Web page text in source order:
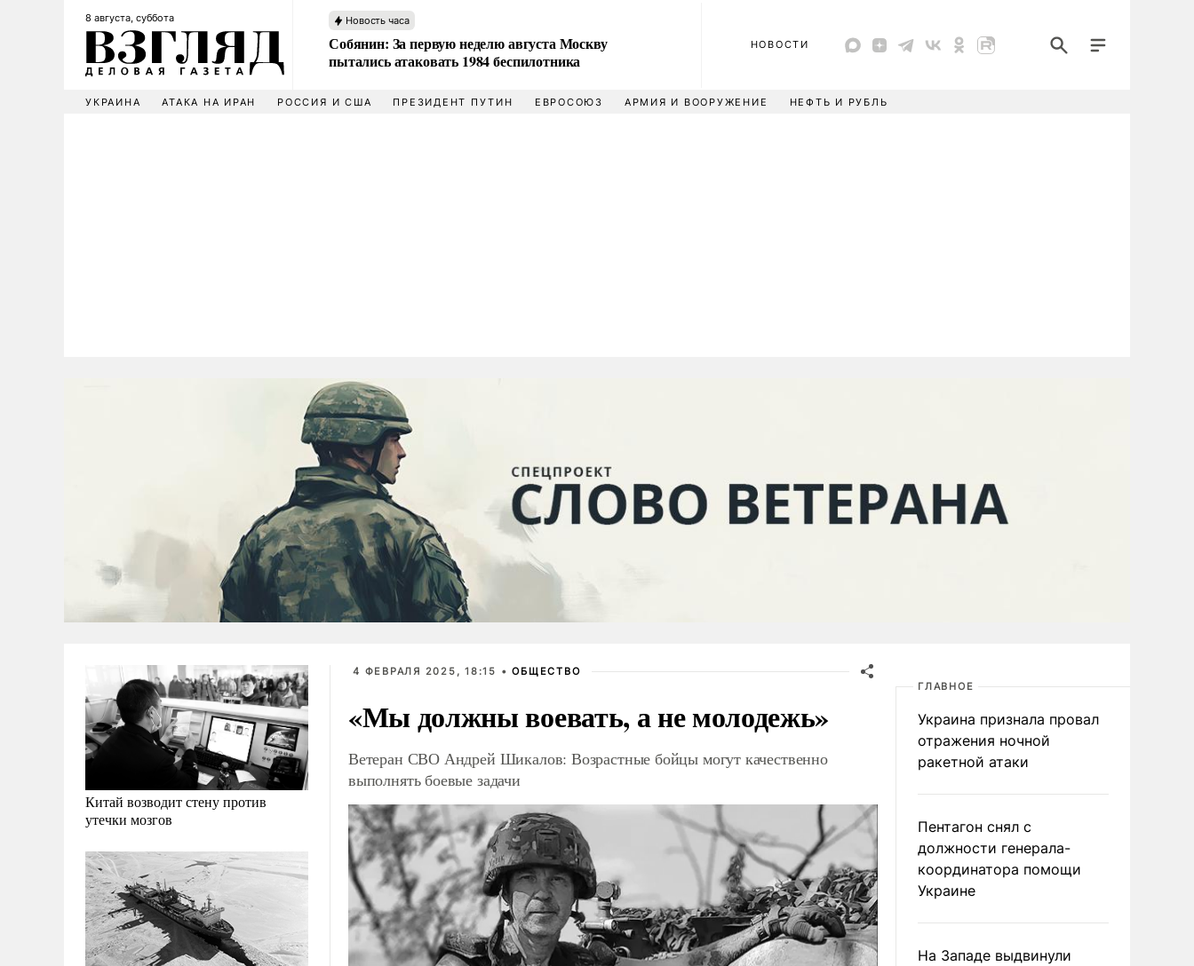
8 августа, суббота Новость часа
Собянин: За первую неделю августа Москву
пытались атаковать 1984 беспилотника
НОВОСТИ
УКРАИНА АТАКА НА ИРАН РОССИЯ И США ПРЕЗИДЕНТ ПУТИН ЕВРОСОЮЗ АРМИЯ И ВООРУЖЕНИЕ НЕФТЬ И РУБЛЬ
Китай возводит стену против
утечки мозгов
4 ФЕВРАЛЯ 2025, 18:15 •ОБЩЕСТВО
«Мы должны воевать, а не молодежь»
Ветеран СВО Андрей Шикалов: Возрастные бойцы могут качественно
выполнять боевые задачи
ГЛАВНОЕ
Украина признала провал
отражения ночной
ракетной атаки
Пентагон снял с
должности генерала-
координатора помощи
Украине
На Западе выдвинули